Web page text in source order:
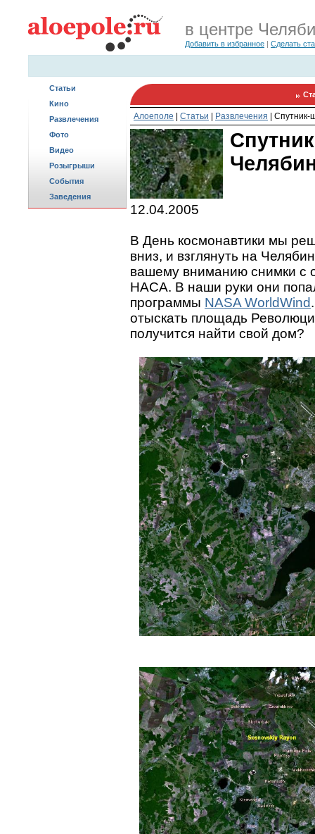
в центре
Добавить в избранное | Сделать
Статьи
Кино
Развлечения
Фото
Видео
Розыгрыши
События
Заведения
Алоеполе Статьи Развлечения Спутник-
12.04.2005
В День космонавтики мы
вниз, и взглянуть на
вашему вниманию снимки с
НАСА. В наши руки они
программы NASA WorldWind
отыскать площадь
получится найти свой дом?